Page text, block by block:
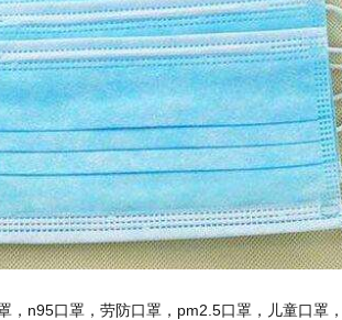
，n95口罩，劳防口罩，pm2.5口罩，儿童口罩